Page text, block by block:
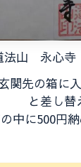
法山 永心
関先の箱に
と差し替
中に500円